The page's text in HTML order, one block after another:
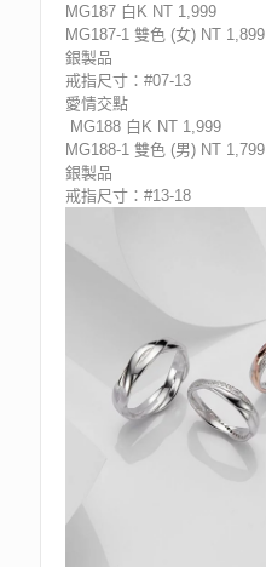
MG187 白K NT 1,999
MG187-1 雙色 (女) NT 1,899
銀製品
戒指尺寸：#07-13
愛情交點
MG188 白K NT 1,999
MG188-1 雙色 (男) NT 1,799
銀製品
戒指尺寸：#13-18